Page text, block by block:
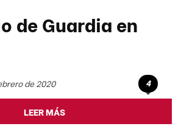
de Guardia en
de 2020 4
LEER MÁS